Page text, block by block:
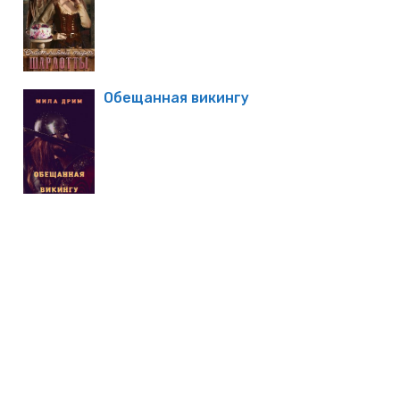
Обещанная викингу